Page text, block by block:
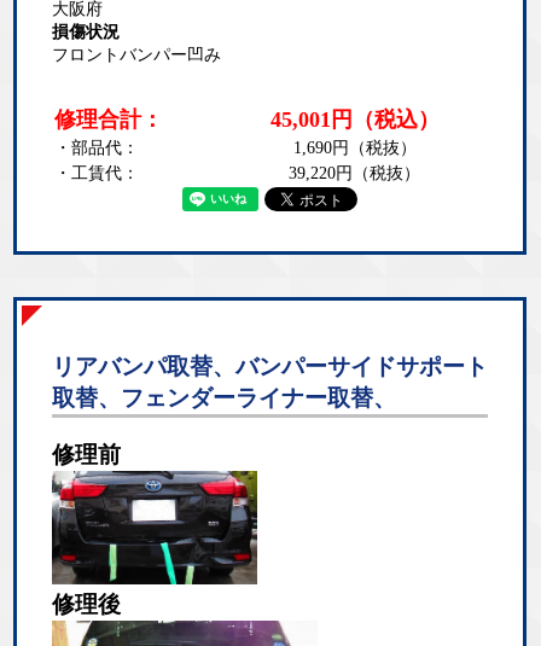
大阪府
損傷状況
フロントバンパー凹み
修理合計： 45,001 円 （税込）
・部品代： 1,690円（税抜）
・工賃代：
39,220円（税抜）
リアバンパ取替、バンパーサイドサポート
取替、フェンダーライナー取替、
修理前
修理後